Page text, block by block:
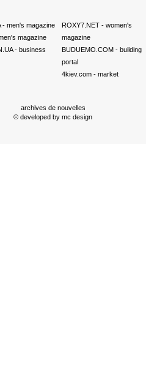
- men's magazine
magazine
- business
ROXY7.NET- women's
magazine
BUDUEMO.COM- building
portal
4kiev.com- market
archives de nouvelles
© developed by mc design